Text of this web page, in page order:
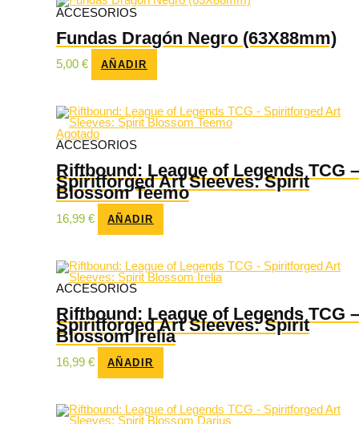
ACCESORIOS
Fundas Dragón Negro (63X88mm)
5,00 € AÑADIR
Agotado
ACCESORIOS
Riftbound: League of Legends TCG –
Spiritforged Art Sleeves: Spirit
Blossom Teemo
16,99 € AÑADIR
ACCESORIOS
Riftbound: League of Legends TCG –
Spiritforged Art Sleeves: Spirit
Blossom Irelia
16,99 € AÑADIR